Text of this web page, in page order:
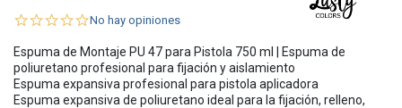
No hay opiniones
Espuma de Montaje PU 47 para Pistola 750 ml | Espuma de
poliuretano profesional para fijación y aislamiento
Espuma expansiva profesional para pistola aplicadora
Espuma expansiva de poliuretano ideal para la fijación, relleno,